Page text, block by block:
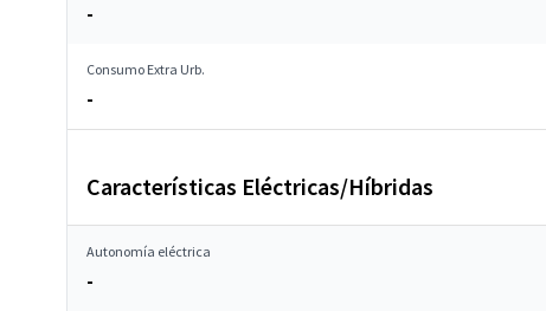
-
Consumo Extra Urb.
-
Características Eléctricas/Híbridas
Autonomía eléctrica
-